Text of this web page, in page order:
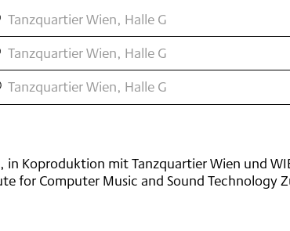
Tanzquartier Wien, Halle G
Tanzquartier Wien, Halle G
Tanzquartier Wien, Halle G
in Koproduktion mit Tanzquartier Wien und
for Computer Music and Sound Technology